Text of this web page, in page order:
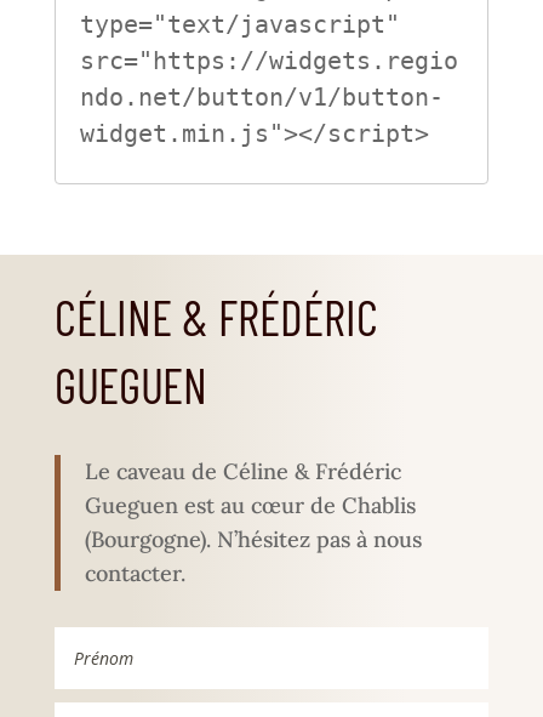
type="text/javascript"
src="https://widgets.regio
ndo.net/button/v1/button-
widget.min.js"></script>
CÉLINE & FRÉDÉRIC
GUEGUEN
Le caveau de Céline & Frédéric
Gueguen est au cœur de Chablis
(Bourgogne). N’hésitez pas à nous
contacter.